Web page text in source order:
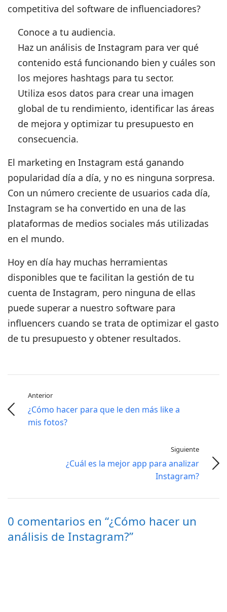
competitiva del software de influenciadores?
Conoce a tu audiencia.
Haz un análisis de Instagram para ver qué
contenido está funcionando bien y cuáles son
los mejores hashtags para tu sector.
Utiliza esos datos para crear una imagen
global de tu rendimiento, identificar las áreas
de mejora y optimizar tu presupuesto en
consecuencia.
El marketing en Instagram está ganando
popularidad día a día, y no es ninguna sorpresa.
Con un número creciente de usuarios cada día,
Instagram se ha convertido en una de las
plataformas de medios sociales más utilizadas
en el mundo.
Hoy en día hay muchas herramientas
disponibles que te facilitan la gestión de tu
cuenta de Instagram, pero ninguna de ellas
puede superar a nuestro software para
influencers cuando se trata de optimizar el gasto
de tu presupuesto y obtener resultados.
Anterior
¿Cómo hacer para que le den más like a
mis fotos?
Siguiente
¿Cuál es la mejor app para analizar
Instagram?
0 comentarios en “¿Cómo hacer un
análisis de Instagram?”